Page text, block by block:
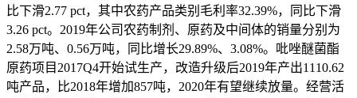
比下滑2.77 pct，其中农药产品类别毛利率32.39%，同比下滑
3.26 pct。2019年公司农药制剂、原药及中间体的销量分别为
2.58万吨、0.56万吨，同比增长29.89%、3.08%。吡唑醚菌酯
原药项目2017Q4开始试生产，改造升级后2019年产出1110.62
吨产品，比2018年增加857吨，2020年有望继续放量。经营活